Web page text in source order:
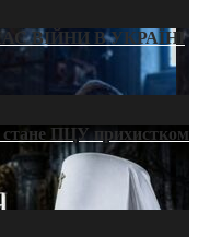
ВІЙНИ В УКРАЇНІ
стане ПЦУ прихистком